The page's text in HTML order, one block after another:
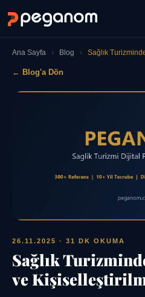
Ana Sayfa › Blog › Sağlık
← Blog'a Dön
26.11.2025 · 31 DK OKUMA
Sağlık
ve